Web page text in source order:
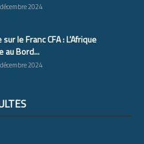
2024
le Franc CFA : L’Afrique
au Bord...
2024